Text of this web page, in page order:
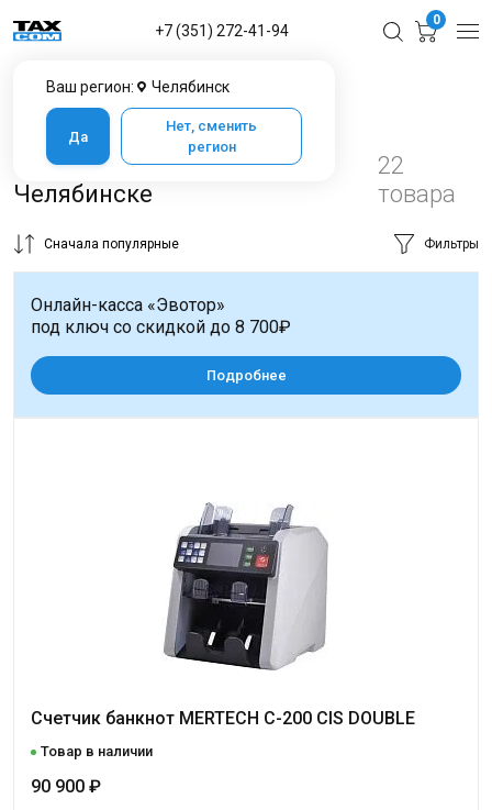
Ваш регион: Челябинск
Да
Нет, сменить
регион
+7 (351) 272-41-94
0
Банковское оборудование
Счётчики банкнот
Счётчики банкнот в
Челябинске
22
товара
Сначала популярные Фильтры
Счетчик банкнот MERTECH C-200 CIS DOUBLE
Товар в наличии
90 900 ₽
Онлайн-касса «Эвотор»
под ключ со скидкой до 8 700₽
Подробнее